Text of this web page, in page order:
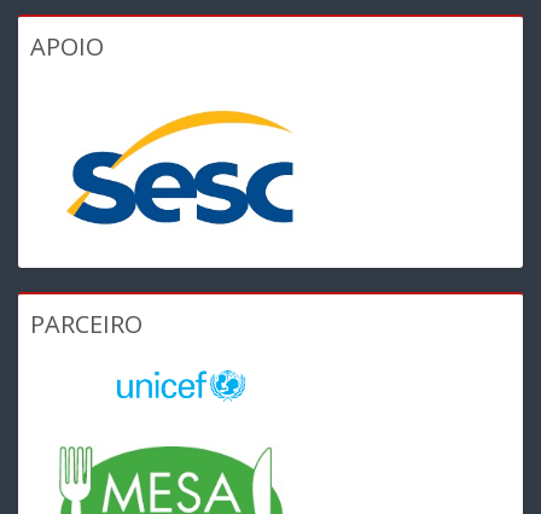
APOIO
PARCEIRO